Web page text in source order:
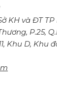
KH và ĐT
P.25,
Khu D,